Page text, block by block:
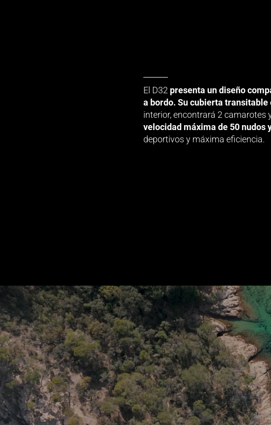
El D32 presenta un diseño
a bordo. Su cubierta transitable
interior, encontrará 2 camarotes
velocidad máxima de 50 nudos
deportivos y máxima eficiencia.